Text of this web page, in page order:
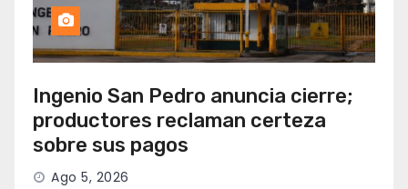
Ingenio San Pedro anuncia cierre;
productores reclaman certeza
sobre sus pagos
Ago 5, 2026